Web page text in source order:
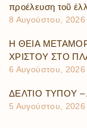
προέλευση τοῦ
8 Αυγούστου, 2026
Η ΘΕΙΑ
ΧΡΙΣΤΟΥ ΣΤΟ
6 Αυγούστου, 2026
ΔΕΛΤΙΟ ΤΥΠΟΥ –
5 Αυγούστου, 2026